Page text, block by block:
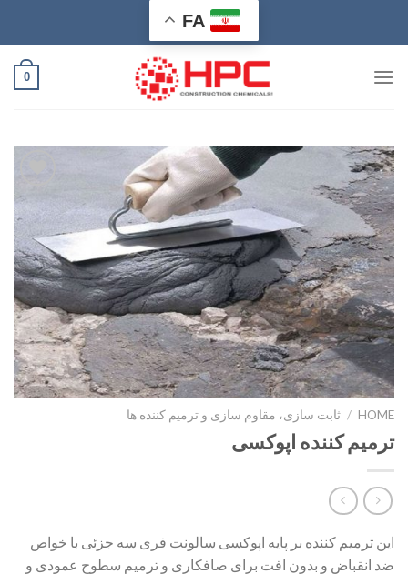
FA
0
افزودن
به
علاقه
مندی
ها
HOME
/ ثابت سازی، مقاوم سازی و ترمیم کننده ها
ترمیم کننده اپوکسی
این ترمیم کننده بر پایه اپوکسی سالونت فری سه جزئی با خواص
ضد انقباض و بدون افت برای صافکاری و ترمیم سطوح عمودی و